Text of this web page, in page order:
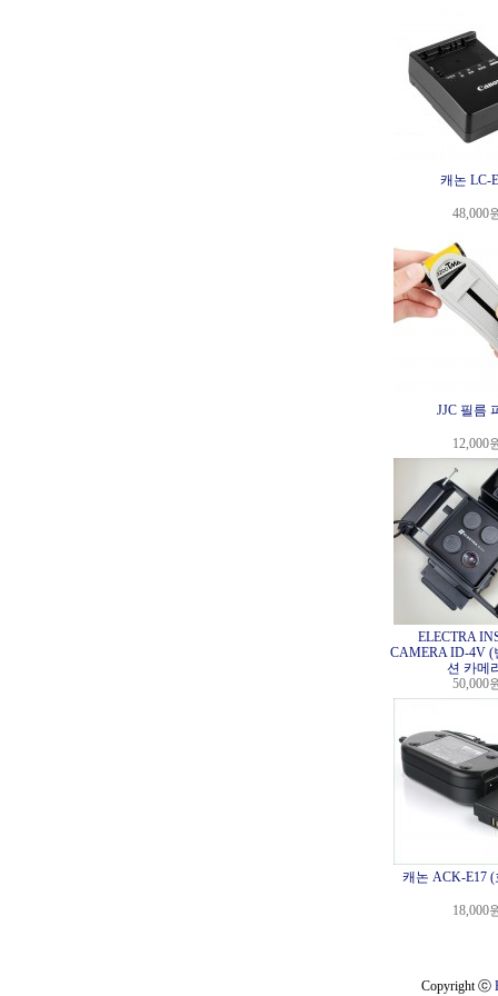
캐논 LC-
48,000
JJC 필름
12,000
ELECTRA
CAMERA ID-4V (
션 카메
50,000
캐논 ACK-E17
18,000
Copyright ⓒ